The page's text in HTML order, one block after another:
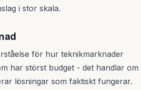
i stor skala.
för hur teknikmarknader
har störst budget - det handlar om
lösningar som faktiskt fungerar.